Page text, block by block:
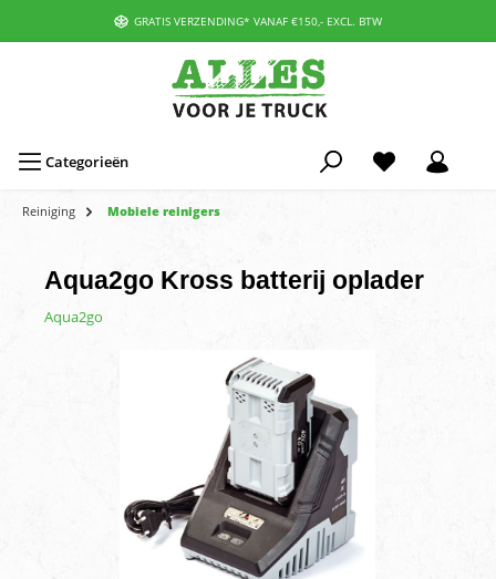
GRATIS VERZENDING* VANAF €150,- EXCL. BTW
Categorieën
Reiniging Mobiele reinigers
Aqua2go Kross batterij oplader
Aqua2go